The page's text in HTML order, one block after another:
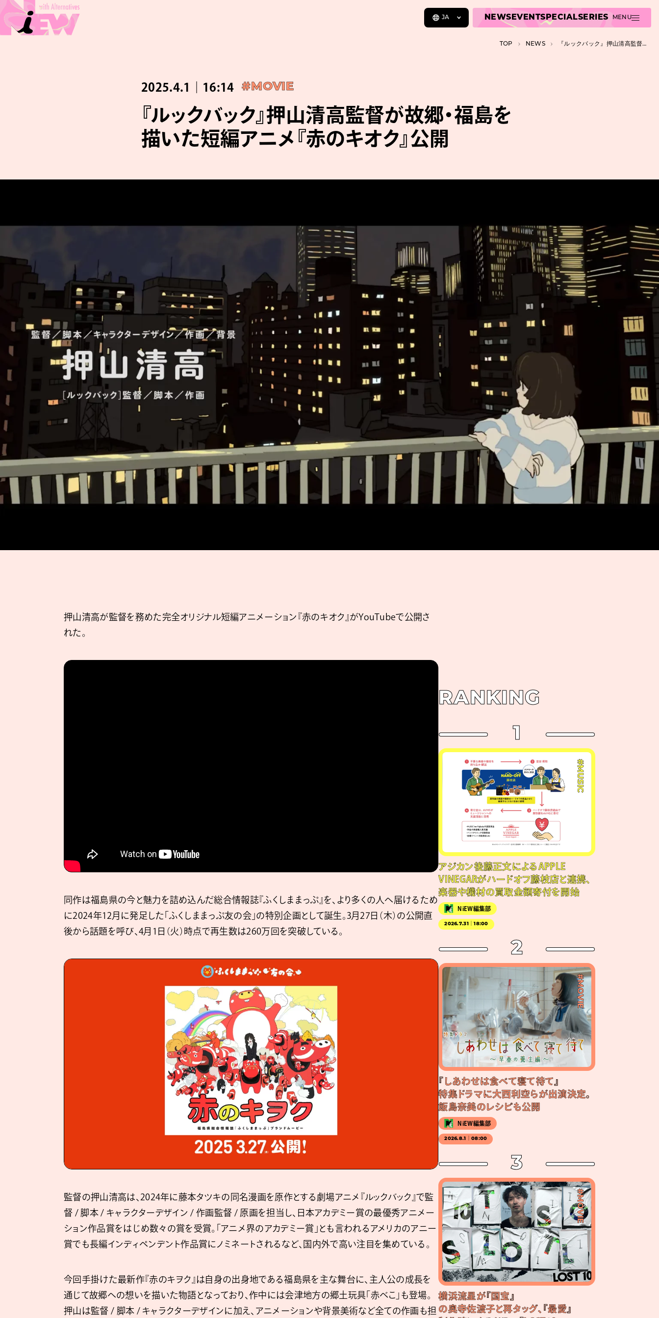
JA NEWS EVENTSPECIALSERIES MENU
TOP NEWS 『ルックバック』押山清高監督が故郷・福島を描いた短編アニメ『赤のキオク』公開
2025.4.1｜16:14 #MOVIE
『ルックバック』押山清高監督が故郷・福島を
描いた短編アニメ『赤のキオク』公開
押山清高が監督を務めた完全オリジナル短編アニメーション『赤のキオク』がYouTubeで公開さ
れた。
同作は福島県の今と魅力を詰め込んだ総合情報誌『ふくしままっぷ』を、より多くの人へ届けるため
に2024年12月に発足した「ふくしままっぷ友の会」の特別企画として誕生。3月27日（木）の公開直
後から話題を呼び、4月1日（火）時点で再生数は260万回を突破している。
監督の押山清高は、2024年に藤本タツキの同名漫画を原作とする劇場アニメ『ルックバック』で監
督 / 脚本 / キャラクターデザイン / 作画監督 / 原画を担当し、日本アカデミー賞の最優秀アニメー
ション作品賞をはじめ数々の賞を受賞。「アニメ界のアカデミー賞」とも言われるアメリカのアニー
賞でも長編インディペンデント作品賞にノミネートされるなど、国内外で高い注目を集めている。
今回手掛けた最新作『赤のキヲク』は自身の出身地である福島県を主な舞台に、主人公の成⾧を
通じて故郷への想いを描いた物語となっており、作中には会津地方の郷土玩具「赤べこ」も登場。
押山は監督 / 脚本 / キャラクターデザインに加え、アニメーションや背景美術など全ての作画も担
RANKING
1
#MUSIC
アジカン後藤正文によるAPPLE
VINEGARがハードオフ藤枝店と連携、
楽器や機材の買取金額寄付を開始
NiEW編集部
2026.7.31｜18:00
2
#MOVIE
『しあわせは食べて寝て待て』
特集ドラマに大西利空らが出演決定。
飯島奈美のレシピも公開
NiEW編集部
2026.8.1｜08:00
3
#MOVIE
横浜流星が『国宝』
の奥寺佐渡子と再タッグ、『最愛』